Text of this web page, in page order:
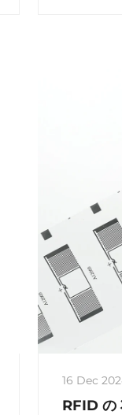
16 Dec
RFID の